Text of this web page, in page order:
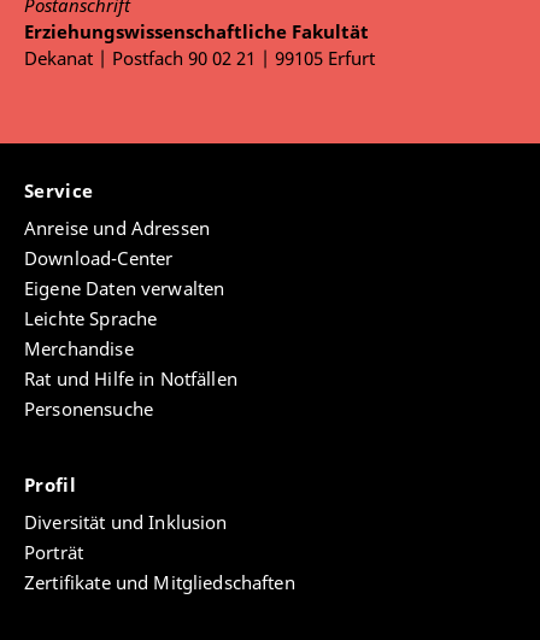
Postanschrift
Erziehungswissenschaftliche Fakultät
Dekanat | Postfach 90 02 21 | 99105 Erfurt
Service
Anreise und Adressen
Download-Center
Eigene Daten verwalten
Leichte Sprache
Merchandise
Rat und Hilfe in Notfällen
Personensuche
Profil
Diversität und Inklusion
Porträt
Zertifikate und Mitgliedschaften